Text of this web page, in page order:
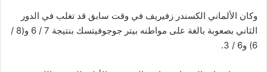
وكان الألماني الكسندر زفيريف في وقت سابق قد تغلب في الدور
الثاني بصعوبة بالغة على مواطنه بيتر جوجوفيتسك بنتيجة 7 / 6 و(8 /
6) و6 / 3.